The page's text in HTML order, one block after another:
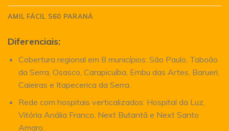
AMIL FÁCIL S60 PARANÁ
Diferenciais:
Cobertura regional em 8 municípios: São Paulo, Taboão
da Serra, Osasco, Carapicuíba, Embu das Artes, Barueri,
Caieiras e Itapecerica da Serra.
Rede com hospitais verticalizados: Hospital da Luz,
Vitória Anália Franco, Next Butantã e Next Santo
Amaro.